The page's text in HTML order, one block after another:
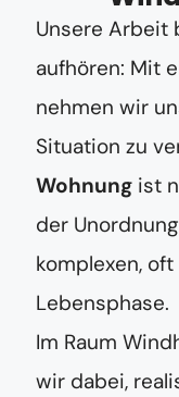
Unsere Arbeit
aufhören: Mit
nehmen wir
Situation zu
Wohnung ist
der
komplexen,
Lebensphase.
Im Raum
wir dabei,